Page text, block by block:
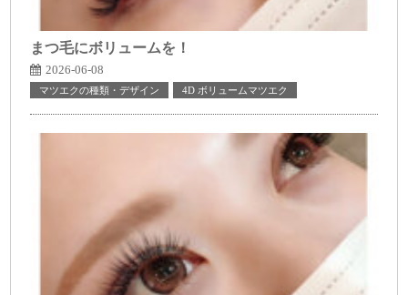
まつ毛にボリュームを！
2026-06-08
マツエクの種類・デザイン 4D ボリュームマツエク